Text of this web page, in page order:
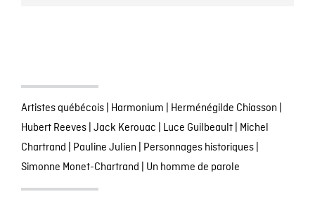
Artistes québécois| Harmonium Herménégilde Chiasson
Hubert Reeves| Jack Kerouac Luce Guilbeault| Michel
Chartrand Pauline Julien Personnages historiques|
Simonne Monet-Chartrand Un homme de parole